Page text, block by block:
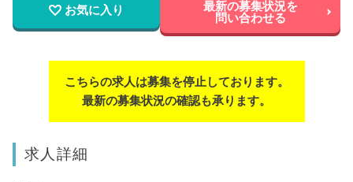
お気に入り 最新の募集状況を
問い合わせる
こちらの求人は募集を停止しております。
最新の募集状況の確認も承ります。
求人詳細